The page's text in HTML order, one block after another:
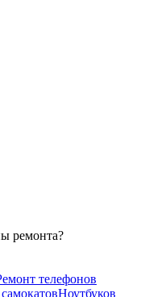
ремонта?
телефонов
Ноутбуков